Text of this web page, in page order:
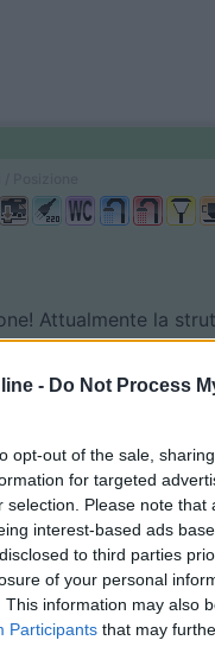
- Do Not Process
opt-out of the sale,
for targeted
selection. Please note
interest-based ads
to third parties
of your personal
This information may also
Participants that may
Attualmente la
s.n.c.
Posizione
sul mare e
- 83km